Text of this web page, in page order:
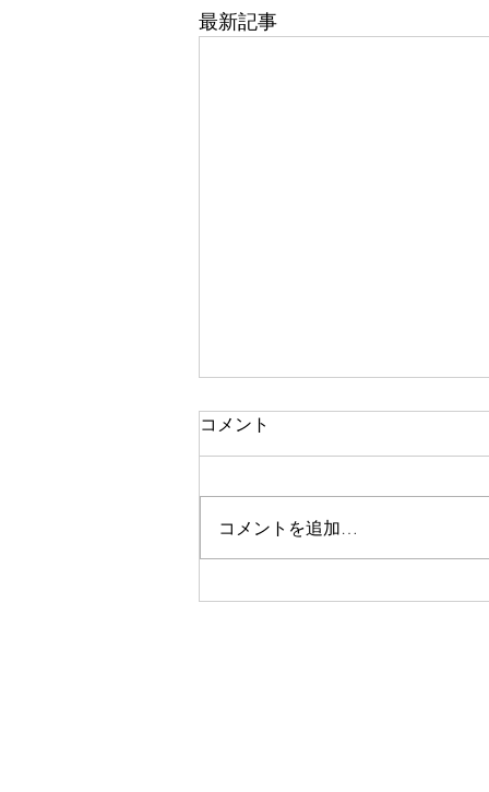
最新記事
来週は、こころごすぺる
コメント
コメントを追加…